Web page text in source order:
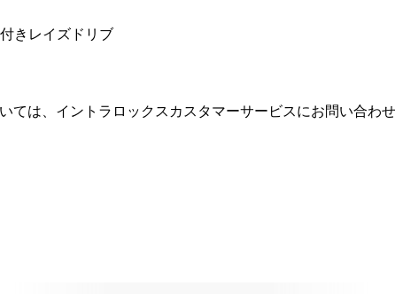
きレイズドリブ
ては、イントラロックスカスタマーサービスにお問い合わせ